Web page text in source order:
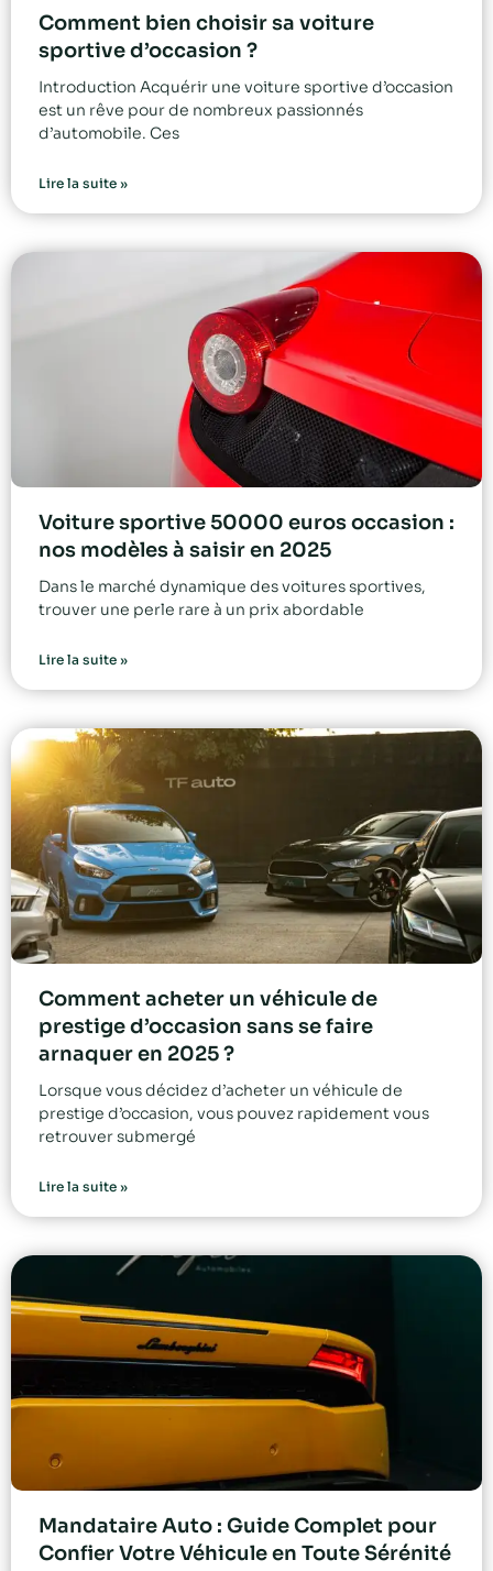
Comment bien choisir sa voiture
sportive d’occasion ?
Introduction Acquérir une voiture sportive d’occasion
est un rêve pour de nombreux passionnés
d’automobile. Ces
Lire la suite »
Voiture sportive 50000 euros occasion :
nos modèles à saisir en 2025
Dans le marché dynamique des voitures sportives,
trouver une perle rare à un prix abordable
Lire la suite »
Comment acheter un véhicule de
prestige d’occasion sans se faire
arnaquer en 2025 ?
Lorsque vous décidez d’acheter un véhicule de
prestige d’occasion, vous pouvez rapidement vous
retrouver submergé
Lire la suite »
Mandataire Auto : Guide Complet pour
Confier Votre Véhicule en Toute Sérénité